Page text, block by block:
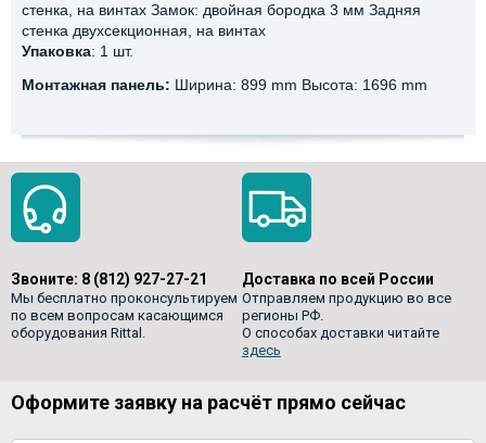
стенка, на винтах Замок: двойная бородка 3 мм Задняя
стенка двухсекционная, на винтах
Упаковка: 1 шт.
Монтажная панель: Ширина: 899 mm Высота: 1696 mm
Звоните: 8 (812) 927-27-21
Мы бесплатно проконсультируем
по всем вопросам касающимся
оборудования Rittal.
Доставка по всей России
Отправляем продукцию во все
регионы РФ.
О способах доставки читайте
здесь
Оформите заявку на расчёт прямо сейчас